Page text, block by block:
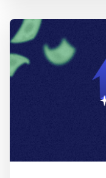
جذب المستثمرين
وخذ جزء من الربح.